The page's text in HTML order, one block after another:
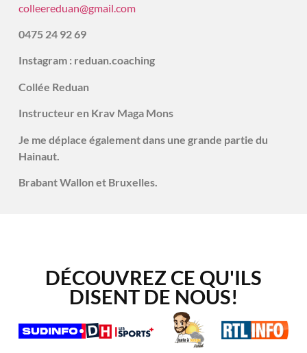
colleereduan@gmail.com
0475 24 92 69
Instagram : reduan.coaching
Collée Reduan
Instructeur en Krav Maga Mons
Je me déplace également dans une grande partie du
Hainaut.
Brabant Wallon et Bruxelles.
DÉCOUVREZ CE QU'ILS
DISENT DE NOUS!